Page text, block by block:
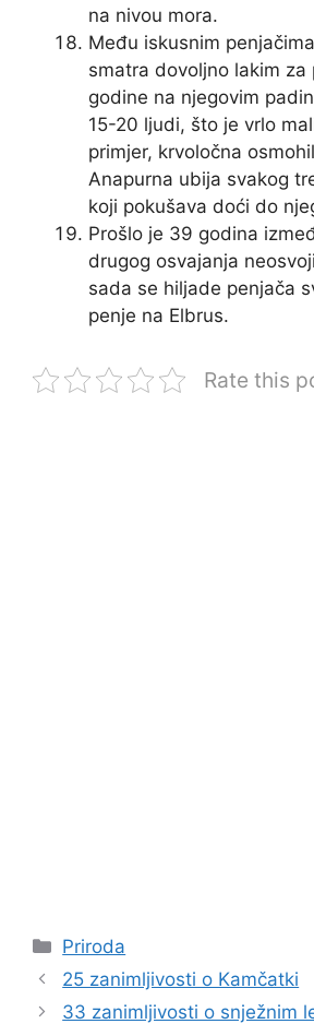
na nivou mora.
Među iskusnim
smatra dovoljno lakim za
godine na njegovim
15-20 ljudi, što je vrlo
primjer, krvoločna
Anapurna ubija svakog
koji pokušava doći do
Prošlo je 39 godina
drugog osvajanja
sada se hiljade penjača
penje na Elbrus.
Rate this
Kategorije
Priroda
25 zanimljivosti o Kamčatki
33 zanimljivosti o snježnim